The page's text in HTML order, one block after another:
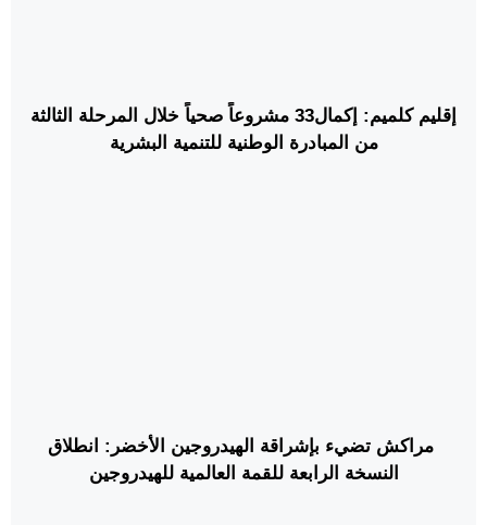
إقليم كلميم: إكمال33 مشروعاً صحياً خلال المرحلة الثالثة
من المبادرة الوطنية للتنمية البشرية
مراكش تضيء بإشراقة الهيدروجين الأخضر: انطلاق
النسخة الرابعة للقمة العالمية للهيدروجين